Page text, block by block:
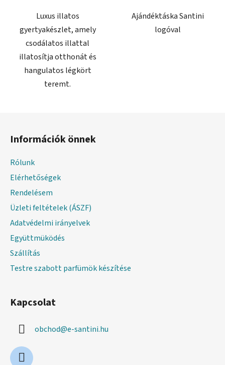
Luxus illatos
gyertyakészlet, amely
csodálatos illattal
illatosítja otthonát és
hangulatos légkört
teremt.
Ajándéktáska Santini
logóval
Információk önnek
Rólunk
Elérhetőségek
Rendelésem
Üzleti feltételek (ÁSZF)
Adatvédelmi irányelvek
Együttmüködés
Szállítás
Testre szabott parfümök készítése
Kapcsolat
obchod@e-santini.hu